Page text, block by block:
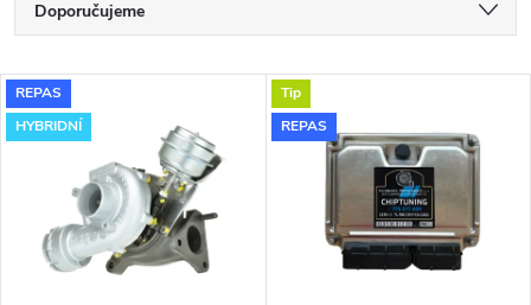
Ř
a
z
Doporučujeme
Nejdražší
Abecedně
V
ý
REPAS
HYBRIDNÍ
Tip
REPAS